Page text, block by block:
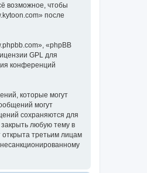
возможное, чтобы
после
«phpBB
GPL для
конференций
которые могут
могут
сохраняются для
любую тему в
третьим лицам